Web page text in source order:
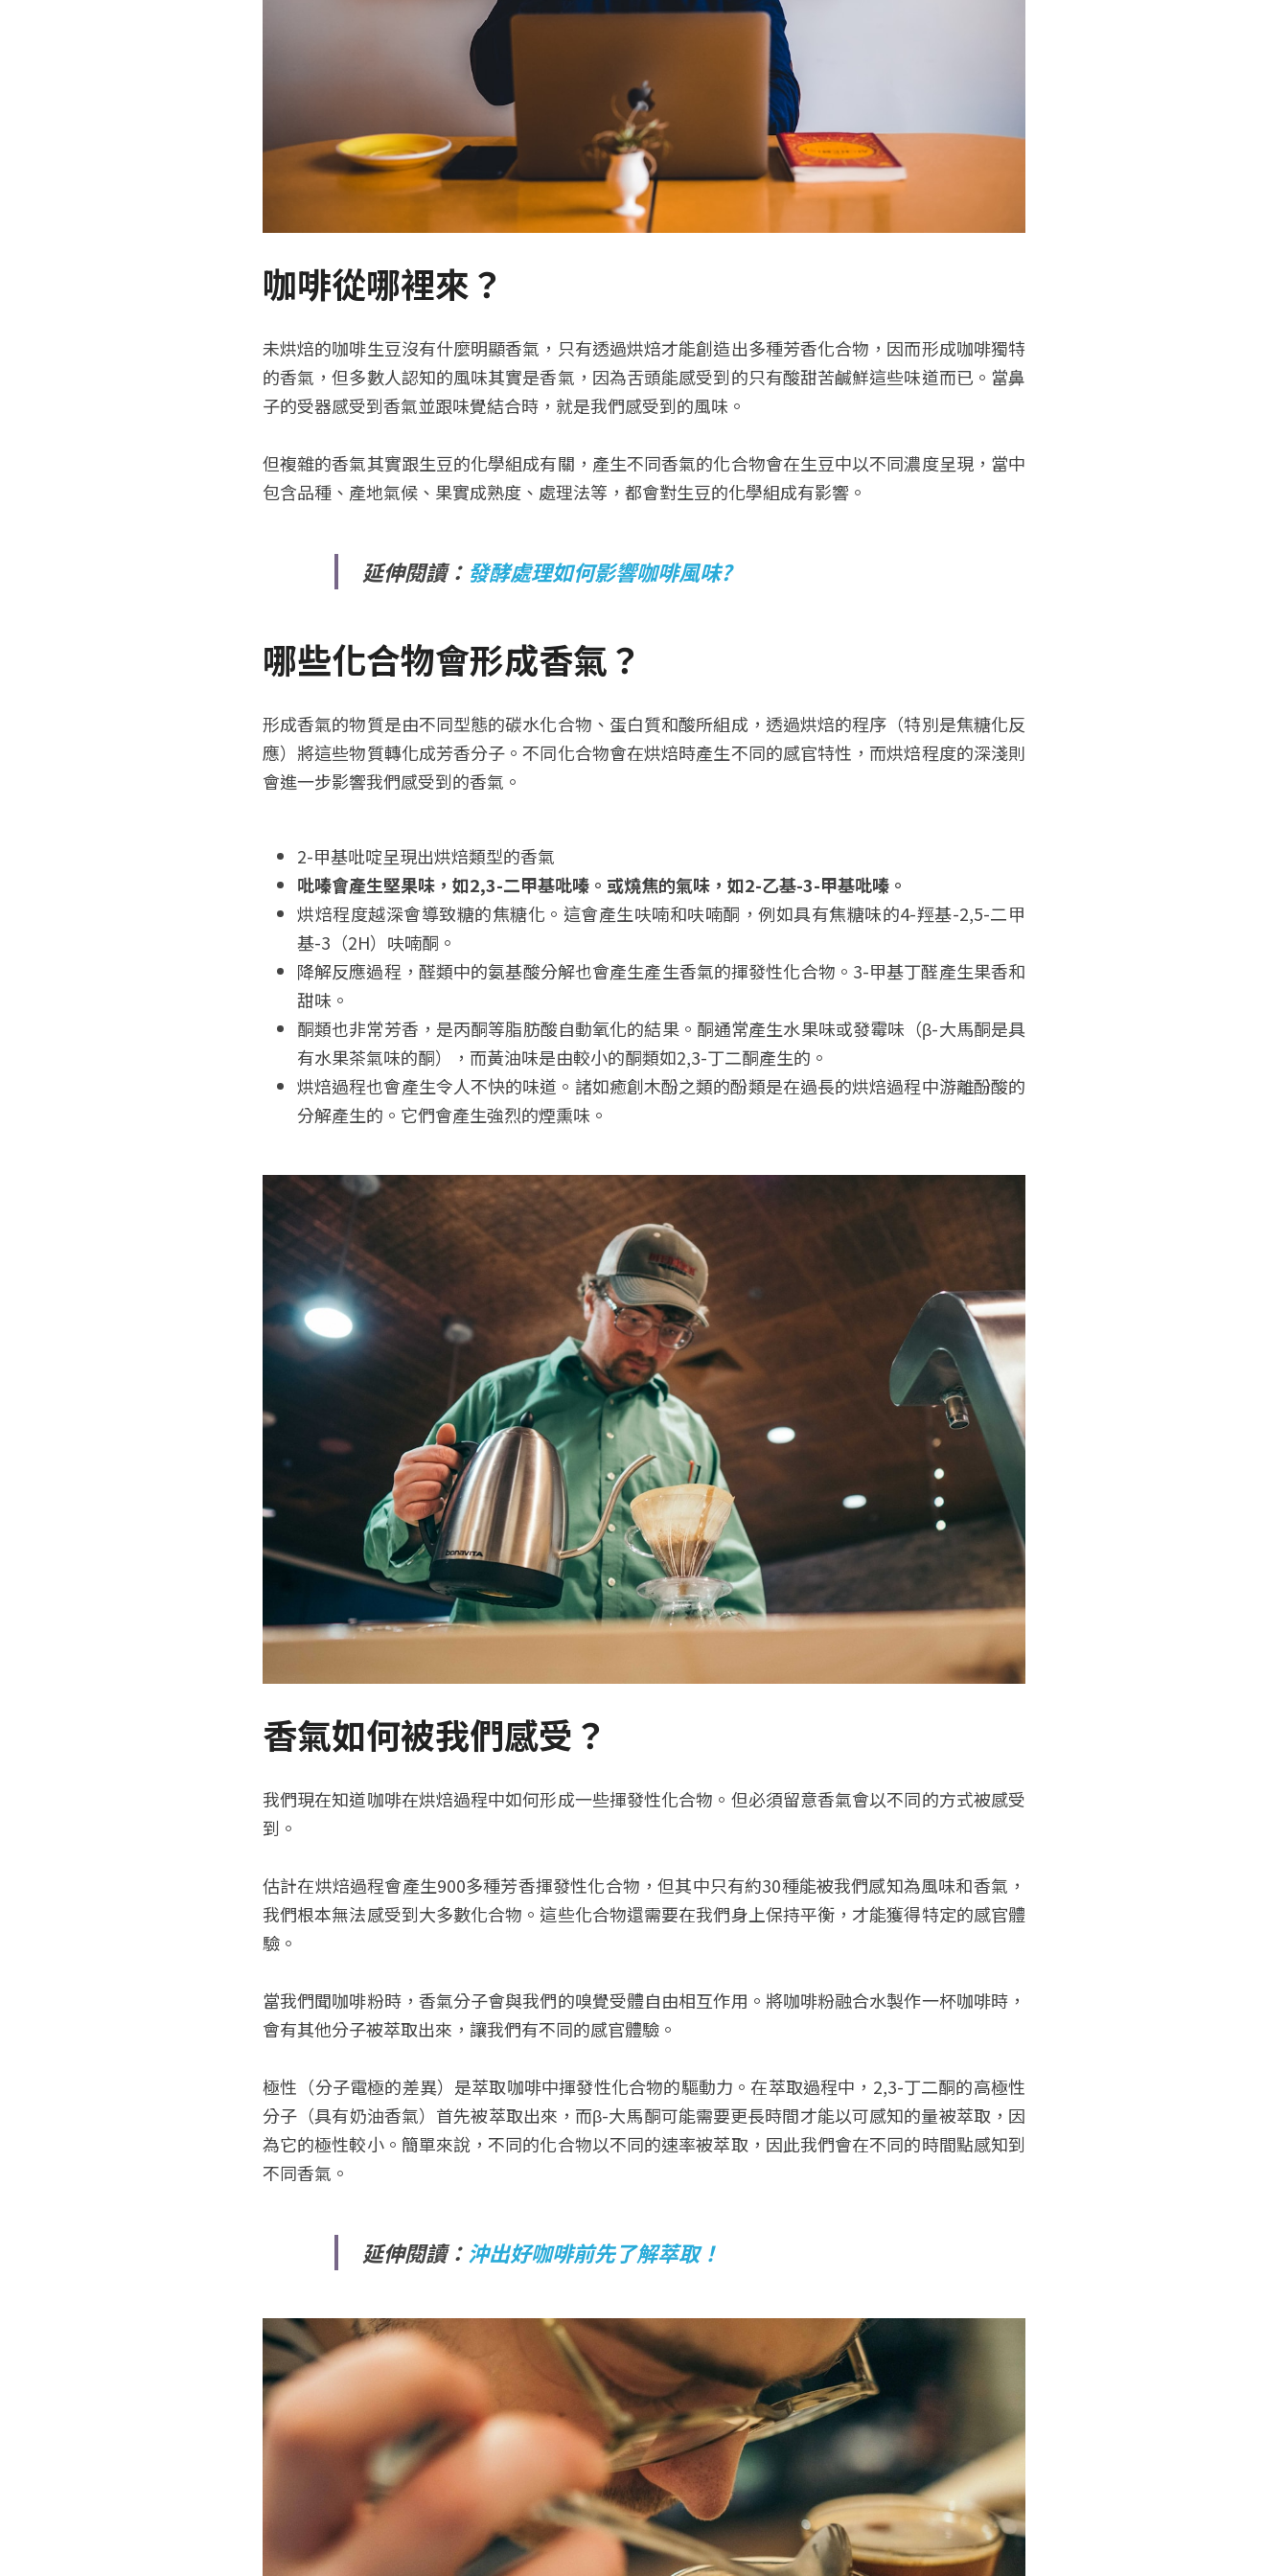
咖啡從哪裡來？
未烘焙的咖啡生豆沒有什麼明顯香氣，只有透過烘焙才能創造出多種芳香化合物，因而形成咖啡獨特
的香氣，但多數人認知的風味其實是香氣，因為舌頭能感受到的只有酸甜苦鹹鮮這些味道而已。當鼻
子的受器感受到香氣並跟味覺結合時，就是我們感受到的風味。
但複雜的香氣其實跟生豆的化學組成有關，產生不同香氣的化合物會在生豆中以不同濃度呈現，當中
包含品種、產地氣候、果實成熟度、處理法等，都會對生豆的化學組成有影響。
延伸閱讀： 發酵處理如何影響咖啡風味?
哪些化合物會形成香氣？
形成香氣的物質是由不同型態的碳水化合物、蛋白質和酸所組成，透過烘焙的程序（特別是焦糖化反
應）將這些物質轉化成芳香分子。不同化合物會在烘焙時產生不同的感官特性，而烘焙程度的深淺則
會進一步影響我們感受到的香氣。
2-甲基吡啶呈現出烘焙類型的香氣
吡嗪會產生堅果味，如2,3-二甲基吡嗪。或燒焦的氣味，如2-乙基-3-甲基吡嗪。
烘焙程度越深會導致糖的焦糖化。這會產生呋喃和呋喃酮，例如具有焦糖味的4-羥基-2,5-二甲
基-3（2H）呋喃酮。
降解反應過程，醛類中的氨基酸分解也會產生產生香氣的揮發性化合物。3-甲基丁醛產生果香和
甜味。
酮類也非常芳香，是丙酮等脂肪酸自動氧化的結果。酮通常產生水果味或發霉味（β-大馬酮是具
有水果茶氣味的酮），而黃油味是由較小的酮類如2,3-丁二酮產生的。
烘焙過程也會產生令人不快的味道。諸如癒創木酚之類的酚類是在過長的烘焙過程中游離酚酸的
分解產生的。它們會產生強烈的煙熏味。
香氣如何被我們感受？
我們現在知道咖啡在烘焙過程中如何形成一些揮發性化合物。但必須留意香氣會以不同的方式被感受
到。
估計在烘焙過程會產生900多種芳香揮發性化合物，但其中只有約30種能被我們感知為風味和香氣，
我們根本無法感受到大多數化合物。這些化合物還需要在我們身上保持平衡，才能獲得特定的感官體
驗。
當我們聞咖啡粉時，香氣分子會與我們的嗅覺受體自由相互作用。將咖啡粉融合水製作一杯咖啡時，
會有其他分子被萃取出來，讓我們有不同的感官體驗。
極性（分子電極的差異）是萃取咖啡中揮發性化合物的驅動力。在萃取過程中，2,3-丁二酮的高極性
分子（具有奶油香氣）首先被萃取出來，而β-大馬酮可能需要更長時間才能以可感知的量被萃取，因
為它的極性較小。簡單來說，不同的化合物以不同的速率被萃取，因此我們會在不同的時間點感知到
不同香氣。
延伸閱讀： 沖出好咖啡前先了解萃取！